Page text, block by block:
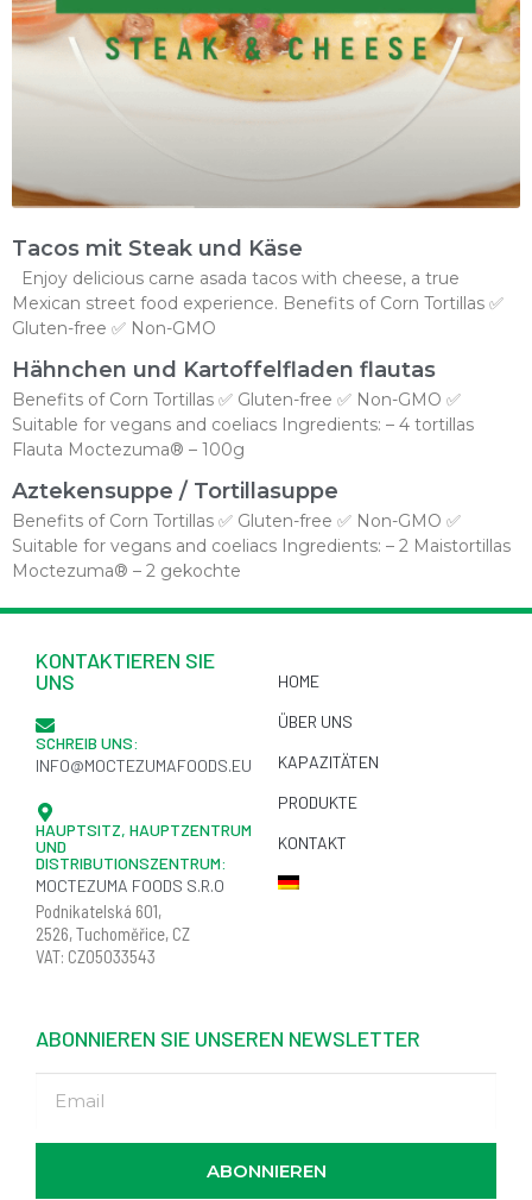
Tacos mit Steak und Käse
Enjoy delicious carne asada tacos with cheese, a true
Mexican street food experience. Benefits of Corn Tortillas ✅
Gluten-free ✅ Non-GMO
Hähnchen und Kartoffelfladen flautas
Benefits of Corn Tortillas ✅ Gluten-free ✅ Non-GMO ✅
Suitable for vegans and coeliacs Ingredients: – 4 tortillas
Flauta Moctezuma® – 100g
Aztekensuppe / Tortillasuppe
Benefits of Corn Tortillas ✅ Gluten-free ✅ Non-GMO ✅
Suitable for vegans and coeliacs Ingredients: – 2 Maistortillas
Moctezuma® – 2 gekochte
KONTAKTIEREN SIE
UNS
SCHREIB UNS:
INFO@MOCTEZUMAFOODS.EU
HAUPTSITZ, HAUPTZENTRUM
UND
DISTRIBUTIONSZENTRUM:
MOCTEZUMA FOODS S.R.O
Podnikatelská 601,
2526,Tuchoměřice, CZ
VAT: CZ05033543
HOME
ÜBER UNS
KAPAZITÄTEN
PRODUKTE
KONTAKT
ABONNIEREN SIE UNSEREN NEWSLETTER
ABONNIEREN